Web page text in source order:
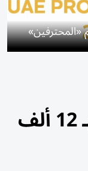
فأر يسرق مجوهرات بـ 12 ألف